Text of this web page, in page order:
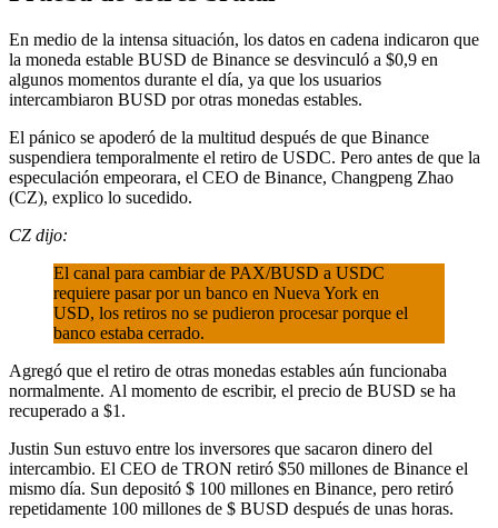
En medio de la intensa situación, los datos en cadena indicaron que
la moneda estable BUSD de Binance se desvinculó a $0,9 en
algunos momentos durante el día, ya que los usuarios
intercambiaron BUSD por otras monedas estables.
El pánico se apoderó de la multitud después de que Binance
suspendiera temporalmente el retiro de USDC. Pero antes de que la
especulación empeorara, el CEO de Binance, Changpeng Zhao
(CZ), explico lo sucedido.
CZ dijo:
El canal para cambiar de PAX/BUSD a USDC
requiere pasar por un banco en Nueva York en
USD, los retiros no se pudieron procesar porque el
banco estaba cerrado.
Agregó que el retiro de otras monedas estables aún funcionaba
normalmente. Al momento de escribir, el precio de BUSD se ha
recuperado a $1.
Justin Sun estuvo entre los inversores que sacaron dinero del
intercambio. El CEO de TRON retiró $50 millones de Binance el
mismo día. Sun depositó $ 100 millones en Binance, pero retiró
repetidamente 100 millones de $ BUSD después de unas horas.